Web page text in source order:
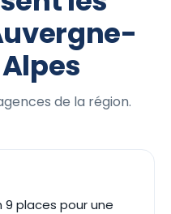
de la région.
9 places pour une